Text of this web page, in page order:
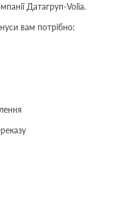
Датагруп-Volia.
вам потрібно: